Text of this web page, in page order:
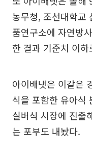
농무청, 조선대학교
품연구소에 자연방
한 결과 기준치 이
아이배냇은 이같은
식을 포함한 유아식
실버식 시장에 진출
는 포부도 내놨다.